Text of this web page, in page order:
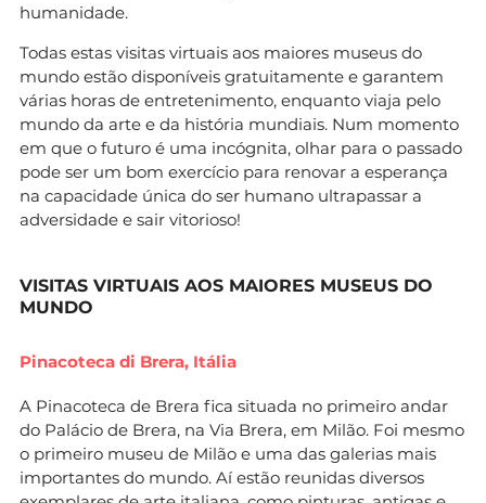
humanidade.
Todas estas visitas virtuais aos maiores museus do
mundo estão disponíveis gratuitamente e garantem
várias horas de entretenimento, enquanto viaja pelo
mundo da arte e da história mundiais. Num momento
em que o futuro é uma incógnita, olhar para o passado
pode ser um bom exercício para renovar a esperança
na capacidade única do ser humano ultrapassar a
adversidade e sair vitorioso!
VISITAS VIRTUAIS AOS MAIORES MUSEUS DO
MUNDO
Pinacoteca di Brera, Itália
A Pinacoteca de Brera fica situada no primeiro andar
do Palácio de Brera, na Via Brera, em Milão. Foi mesmo
o primeiro museu de Milão e uma das galerias mais
importantes do mundo. Aí estão reunidas diversos